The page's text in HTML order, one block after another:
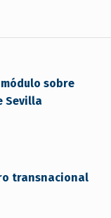
módulo sobre
Sevilla
transnacional